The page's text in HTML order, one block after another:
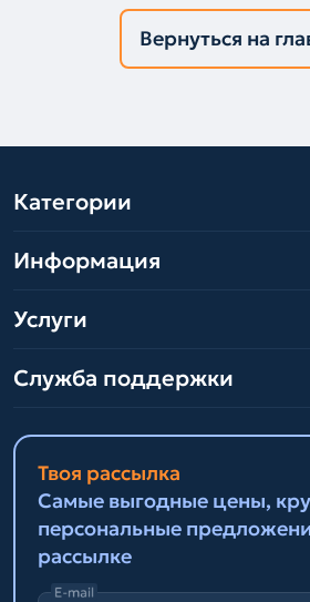
Вернуться на
Категории
Информация
Услуги
Служба поддержки
Твоя рассылка
Самые выгодные цены,
персональные
рассылке
E-mail